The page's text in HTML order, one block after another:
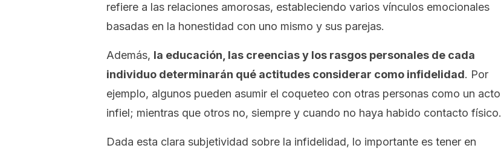
refiere a las relaciones amorosas, estableciendo varios vínculos emocionales
basadas en la honestidad con uno mismo y sus parejas.
Además, la educación, las creencias y los rasgos personales de cada
individuo determinarán qué actitudes considerar como infidelidad. Por
ejemplo, algunos pueden asumir el coqueteo con otras personas como un acto
infiel; mientras que otros no, siempre y cuando no haya habido contacto físico.
Dada esta clara subjetividad sobre la infidelidad, lo importante es tener en